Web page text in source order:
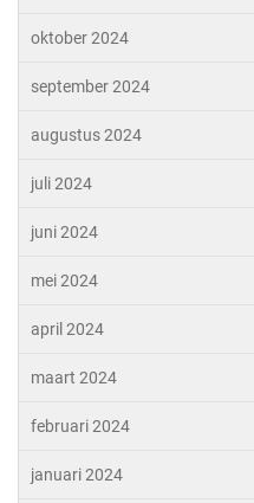
oktober 2024
september 2024
augustus 2024
juli 2024
juni 2024
mei 2024
april 2024
maart 2024
februari 2024
januari 2024